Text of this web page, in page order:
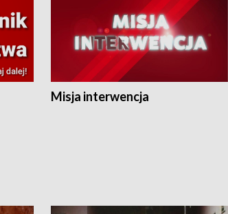
Misja interwencja